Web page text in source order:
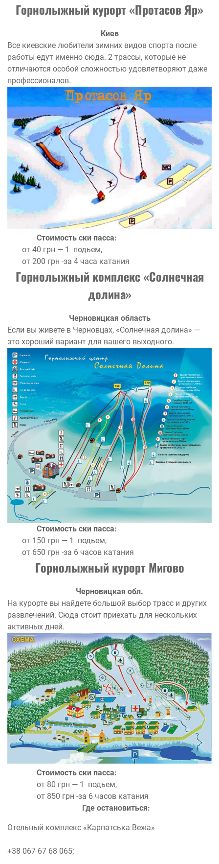
Горнолыжный курорт «Протасов Яр»
Киев
Все киевские любители зимних видов спорта после
работы едут именно сюда. 2 трассы, которые не
отличаются особой сложностью удовлетворяют даже
профессионалов.
Стоимость ски пасса:
от 40 грн — 1 подьем,
от 200 грн -за 4 часа катания
Горнолыжный комплекс «Солнечная
долина»
Черновицкая область
Если вы живете в Черновцах, «Солнечная долина» —
это хороший вариант для вашего выходного.
Стоимость ски пасса:
от 150 грн — 1 подьем,
от 650 грн -за 6 часов катания
Горнолыжный курорт Мигово
Черновицкая обл.
На курорте вы найдете большой выбор трасс и других
развлечений. Сюда стоит приехать для нескольких
активных дней.
Стоимость ски пасса:
от 80 грн — 1 подьем,
от 850 грн -за 6 часов катания
Где остановиться:
Отельный комплекс «Карпатська Вежа»
+38 067 67 68 065;